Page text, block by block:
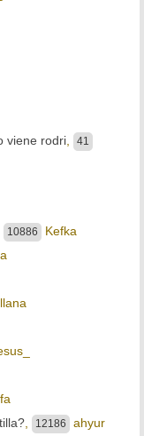
viene rodri
41
10886
Kefka
12186
ahyur